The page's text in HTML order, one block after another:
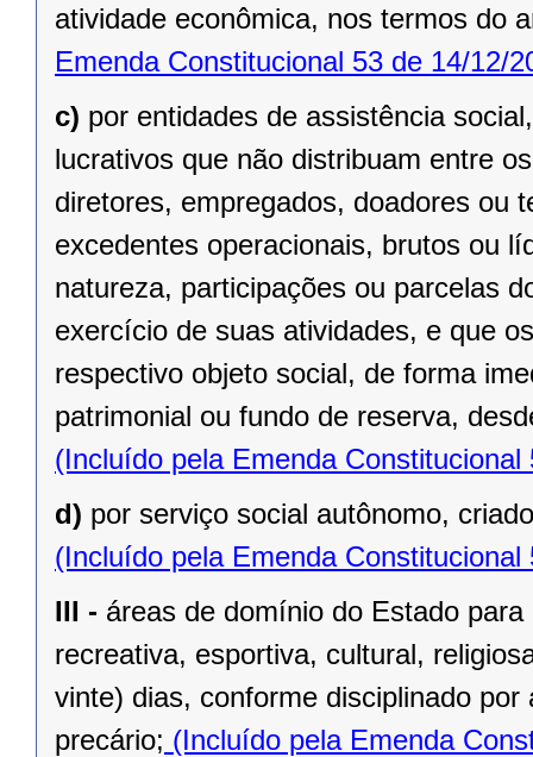
atividade econômica, nos termos do
Emenda Constitucional 53 de 14/12/
c) por entidades de assistência
lucrativos que não distribuam entre
diretores, empregados, doadores ou
excedentes operacionais, brutos ou
natureza, participações ou parcelas
exercício de suas atividades, e que
respectivo objeto social, de forma
patrimonial ou fundo de reserva,
(Incluído pela Emenda Constitucional
d) por serviço social autônomo,
(Incluído pela Emenda Constitucional
III - áreas de domínio do Estado
recreativa, esportiva, cultural,
vinte) dias, conforme disciplinado
precário; (Incluído pela Emenda